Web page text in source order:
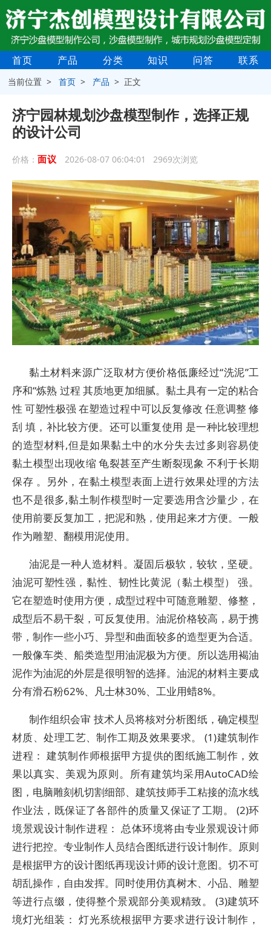
首页 产品 分类 知识 问答 联系
当前位置 >首页 > 产品 > 正文
济宁园林规划沙盘模型制作，选择正规
的设计公司
价格： 面议 2026-08-07 06:04:01 2969次浏览
黏土材料来源广泛取材方便价格低廉经过“洗泥”工
序和“炼熟 过程 其质地更加细腻。黏土具有一定的粘合
性 可塑性极强 在塑造过程中可以反复修改 任意调整 修
刮 填，补比较方便。还可以重复使用 是一种比较理想
的造型材料,但是如果黏土中的水分失去过多则容易使
黏土模型出现收缩 龟裂甚至产生断裂现象 不利于长期
保存 。另外，在黏土模型表面上进行效果处理的方法
也不是很多,黏土制作模型时一定要选用含沙量少，在
使用前要反复加工，把泥和熟，使用起来才方便。一般
作为雕塑、翻模用泥使用。
油泥是一种人造材料。凝固后极软，较软，坚硬。
油泥可塑性强，黏性、韧性比黄泥（黏土模型） 强。
它在塑造时使用方便，成型过程中可随意雕塑、修整，
成型后不易干裂，可反复使用。油泥价格较高，易于携
带，制作一些小巧、异型和曲面较多的造型更为合适。
一般像车类、船类造型用油泥极为方便。所以选用褐油
泥作为油泥的外层是很明智的选择。油泥的材料主要成
分有滑石粉62%、凡士林30%、工业用蜡8%。
制作组织会审 技术人员将核对分析图纸，确定模型
材质、处理工艺、制作工期及效果要求。 (1)建筑制作
进程： 建筑制作师根据甲方提供的图纸施工制作，效
果以真实、美观为原则。所有建筑均采用AutoCAD绘
图，电脑雕刻机切割细部、建筑技师手工粘接的流水线
作业法，既保证了各部件的质量又保证了工期。 (2)环
境景观设计制作进程： 总体环境将由专业景观设计师
进行把控。专业制作人员结合图纸进行设计制作。原则
是根据甲方的设计图纸再现设计师的设计意图。切不可
胡乱操作，自由发挥。同时使用仿真树木、小品、雕塑
等进行点缀，使得整个景观部分美观精致。 (3)建筑环
境灯光组装： 灯光系统根据甲方要求进行设计制作，